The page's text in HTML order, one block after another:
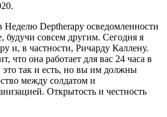
Неделю Deptherapy осведомленности
будучи совсем другим. Сегодня я
и, в частности, Ричарду Каллену.
что она работает для вас 24 часа в
так и есть, но вы им должны
между солдатом и
Открытость и честность